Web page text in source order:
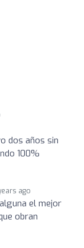
dos años sin
100%
ago
el mejor
obran